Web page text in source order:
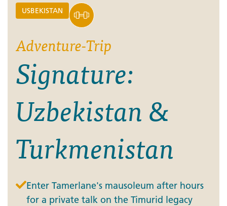
USBEKISTAN
Adventure-Trip
Signature:
Uzbekistan &
Turkmenistan
Enter Tamerlane's mausoleum after hours
for a private talk on the Timurid legacy